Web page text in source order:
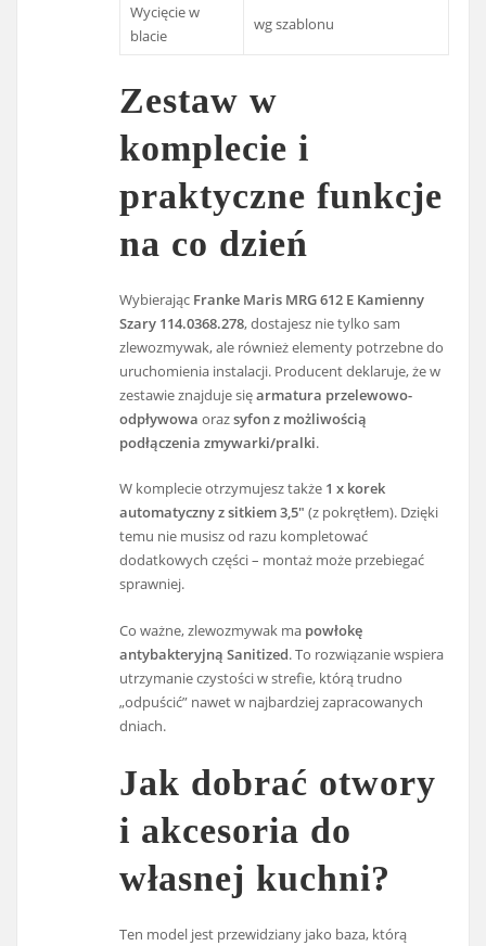
Wycięcie w
blacie
wg szablonu
Zestaw w
komplecie i
praktyczne funkcje
na co dzień
Wybierając Franke Maris MRG 612 E Kamienny
Szary 114.0368.278, dostajesz nie tylko sam
zlewozmywak, ale również elementy potrzebne do
uruchomienia instalacji. Producent deklaruje, że w
zestawie znajduje sięarmatura przelewowo-
odpływowa orazsyfon z możliwością
podłączenia zmywarki/pralki.
W komplecie otrzymujesz także 1 x korek
automatyczny z sitkiem 3,5″ (z pokrętłem). Dzięki
temu nie musisz od razu kompletować
dodatkowych części – montaż może przebiegać
sprawniej.
Co ważne, zlewozmywak ma powłokę
antybakteryjną Sanitized. To rozwiązanie wspiera
utrzymanie czystości w strefie, którą trudno
„odpuścić” nawet w najbardziej zapracowanych
dniach.
Jak dobrać otwory
i akcesoria do
własnej kuchni?
Ten model jest przewidziany jako baza, którą